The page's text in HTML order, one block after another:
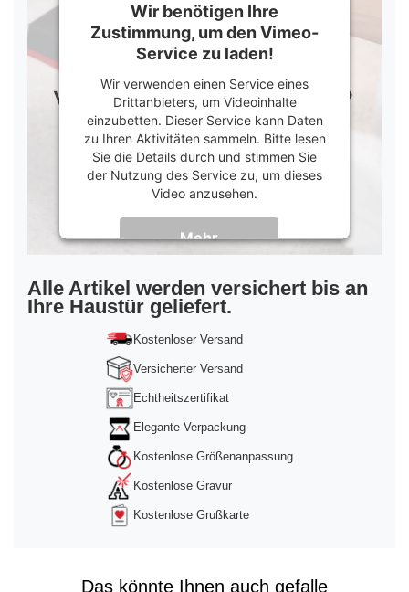
Wir benötigen Ihre
Zustimmung, um den Vimeo-
Service zu laden!
Wir verwenden einen Service eines
Drittanbieters, um Videoinhalte
einzubetten. Dieser Service kann Daten
zu Ihren Aktivitäten sammeln. Bitte lesen
Sie die Details durch und stimmen Sie
der Nutzung des Service zu, um dieses
Video anzusehen.
Mehr
Informationen
Akzeptieren
powered byUsercentrics Consent
Management Platform&Trusted Shops
Alle Artikel werden versichert bis an
Ihre Haustür geliefert.
Kostenloser Versand
Versicherter Versand
Echtheitszertifikat
Elegante Verpackung
Kostenlose Größenanpassung
Kostenlose Gravur
Kostenlose Grußkarte
Das könnte Ihnen auch gefalle